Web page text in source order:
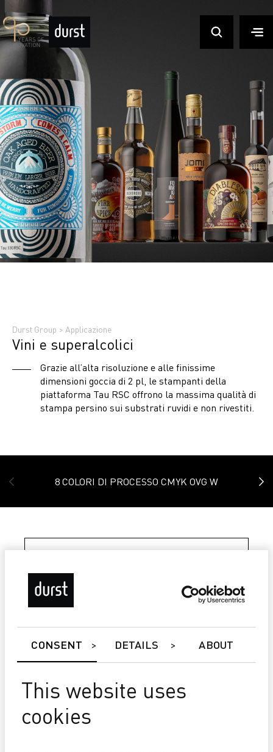
CONSENT DETAILS ABOUT
This website uses
cookies
Durst Group > Applicazione
Vini e superalcolici
Grazie all’alta risoluzione e alle finissime
dimensioni goccia di 2 pl, le stampanti della
piattaforma Tau RSC offrono la massima qualità di
stampa persino sui substrati ruvidi e non rivestiti.
8 COLORI DI PROCESSO CMYK OVG W
Tau 340 RSC E
A PROVA DI FUTURO Velocità, larghezza di stampa e